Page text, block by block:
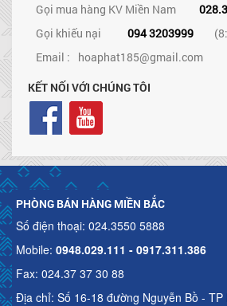
Gọi mua hàng KV Miền Nam
Gọi khiếu nại
094 3203999
Email : hoaphat185@gmail.com
KẾT NỐI VỚI CHÚNG TÔI
PHÒNG BÁN HÀNG MIỀN BẮC
Số điện thoại: 024.3550 5888
Mobile: 0948.029.111 - 0917.311.386
Fax: 024.37 37 30 88
Địa chỉ: Số 16-18 đường Nguyễn Bồ - TP